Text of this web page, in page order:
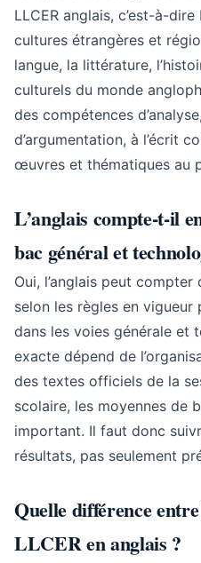
LLCER anglais, c’est-à-
cultures étrangères et
langue, la littérature,
culturels du monde
des compétences
d’argumentation, à l’écrit
œuvres et thématiques au
L’anglais compte-t-il
bac général et
Oui, l’anglais peut
selon les règles en
dans les voies générale et
exacte dépend de
des textes officiels de la
scolaire, les moyennes de
important. Il faut donc
résultats, pas seulement
Quelle différence
LLCER en anglais ?